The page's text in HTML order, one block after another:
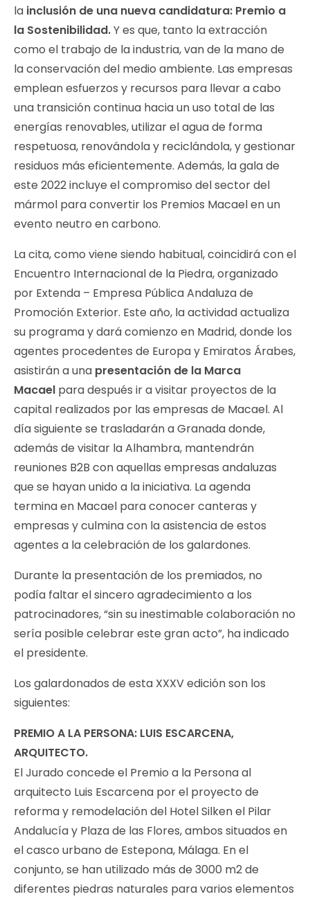
la inclusión de una nueva candidatura: Premio a
la Sostenibilidad.Y es que, tanto la extracción
como el trabajo de la industria, van de la mano de
la conservación del medio ambiente. Las empresas
emplean esfuerzos y recursos para llevar a cabo
una transición continua hacia un uso total de las
energías renovables, utilizar el agua de forma
respetuosa, renovándola y reciclándola, y gestionar
residuos más eficientemente. Además, la gala de
este 2022 incluye el compromiso del sector del
mármol para convertir los Premios Macael en un
evento neutro en carbono.
La cita, como viene siendo habitual, coincidirá con el
Encuentro Internacional de la Piedra, organizado
por Extenda – Empresa Pública Andaluza de
Promoción Exterior. Este año, la actividad actualiza
su programa y dará comienzo en Madrid, donde los
agentes procedentes de Europa y Emiratos Árabes,
asistirán a una presentación de la Marca
Macael para después ir a visitar proyectos de la
capital realizados por las empresas de Macael. Al
día siguiente se trasladarán a Granada donde,
además de visitar la Alhambra, mantendrán
reuniones B2B con aquellas empresas andaluzas
que se hayan unido a la iniciativa. La agenda
termina en Macael para conocer canteras y
empresas y culmina con la asistencia de estos
agentes a la celebración de los galardones.
Durante la presentación de los premiados, no
podía faltar el sincero agradecimiento a los
patrocinadores, “sin su inestimable colaboración no
sería posible celebrar este gran acto”, ha indicado
el presidente.
Los galardonados de esta XXXV edición son los
siguientes:
PREMIO A LA PERSONA: LUIS ESCARCENA,
ARQUITECTO.
El Jurado concede el Premio a la Persona al
arquitecto Luis Escarcena por el proyecto de
reforma y remodelación del Hotel Silken el Pilar
Andalucía y Plaza de las Flores, ambos situados en
el casco urbano de Estepona, Málaga. En el
conjunto, se han utilizado más de 3000 m2 de
diferentes piedras naturales para varios elementos